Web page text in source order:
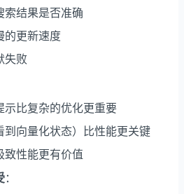
索结果是否准确
的更新速度
失败
示比复杂的优化更重要
到向量化状态）比性能更关键
致性能更有价值
：